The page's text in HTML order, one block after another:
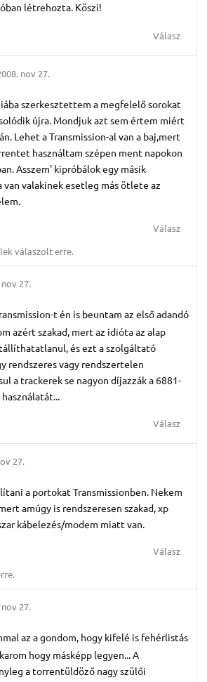
létrehozta. Köszi!
Válasz
nov 27.
szerkesztettem a megfelelő sorokat
újra. Mondjuk azt sem értem miért
Lehet a Transmission-al van a baj,mert
használtam szépen ment napokon
Asszem' kipróbálok egy másik
valakinek esetleg más ötlete az
Válasz
válaszolt erre.
nov 27.
t én is beuntam az első adandó
azért szakad, mert az idióta az alap
és ezt a szolgáltató
rendszeres vagy rendszertelen
a trackerek se nagyon díjazzák a 6881-
Válasz
27.
a portokat Transmissionben. Nekem
amúgy is rendszeresen szakad, xp
kábelezés/modem miatt van.
Válasz
nov 27.
az a gondom, hogy kifelé is fehérlistás
hogy másképp legyen... A
a torrentüldöző nagy szülői